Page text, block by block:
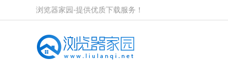
浏览器家园-提供优质下载服务！